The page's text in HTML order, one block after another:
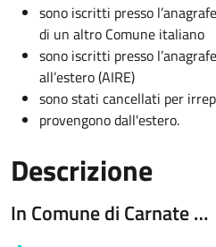
sono iscritti presso
di un altro Comune italiano
sono iscritti presso
all’estero (AIRE)
sono stati cancellati per
provengono dall'estero.
Descrizione
In Comune di Carnate …